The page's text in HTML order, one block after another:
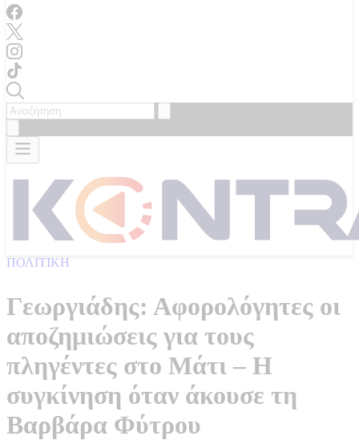
ΠΟΛΙΤΙΚΗ
Γεωργιάδης: Αφορολόγητες οι
αποζημιώσεις για τους
πληγέντες στο Μάτι – Η
συγκίνηση όταν άκουσε τη
Βαρβάρα Φύτρου